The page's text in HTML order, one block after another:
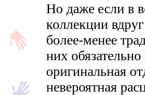
Но даже если в
коллекции
более-менее
них
оригинальная
невероятная